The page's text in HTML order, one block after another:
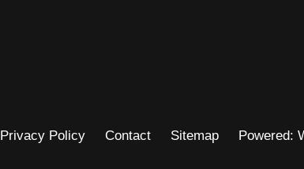
Privacy Policy Contact Sitemap Powered: